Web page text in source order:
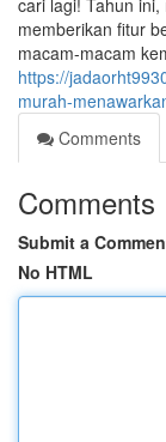
cari lagi! Tahun
memberikan fitur
macam-macam
https://
murah-
Comments
Comments
Submit a
No HTML